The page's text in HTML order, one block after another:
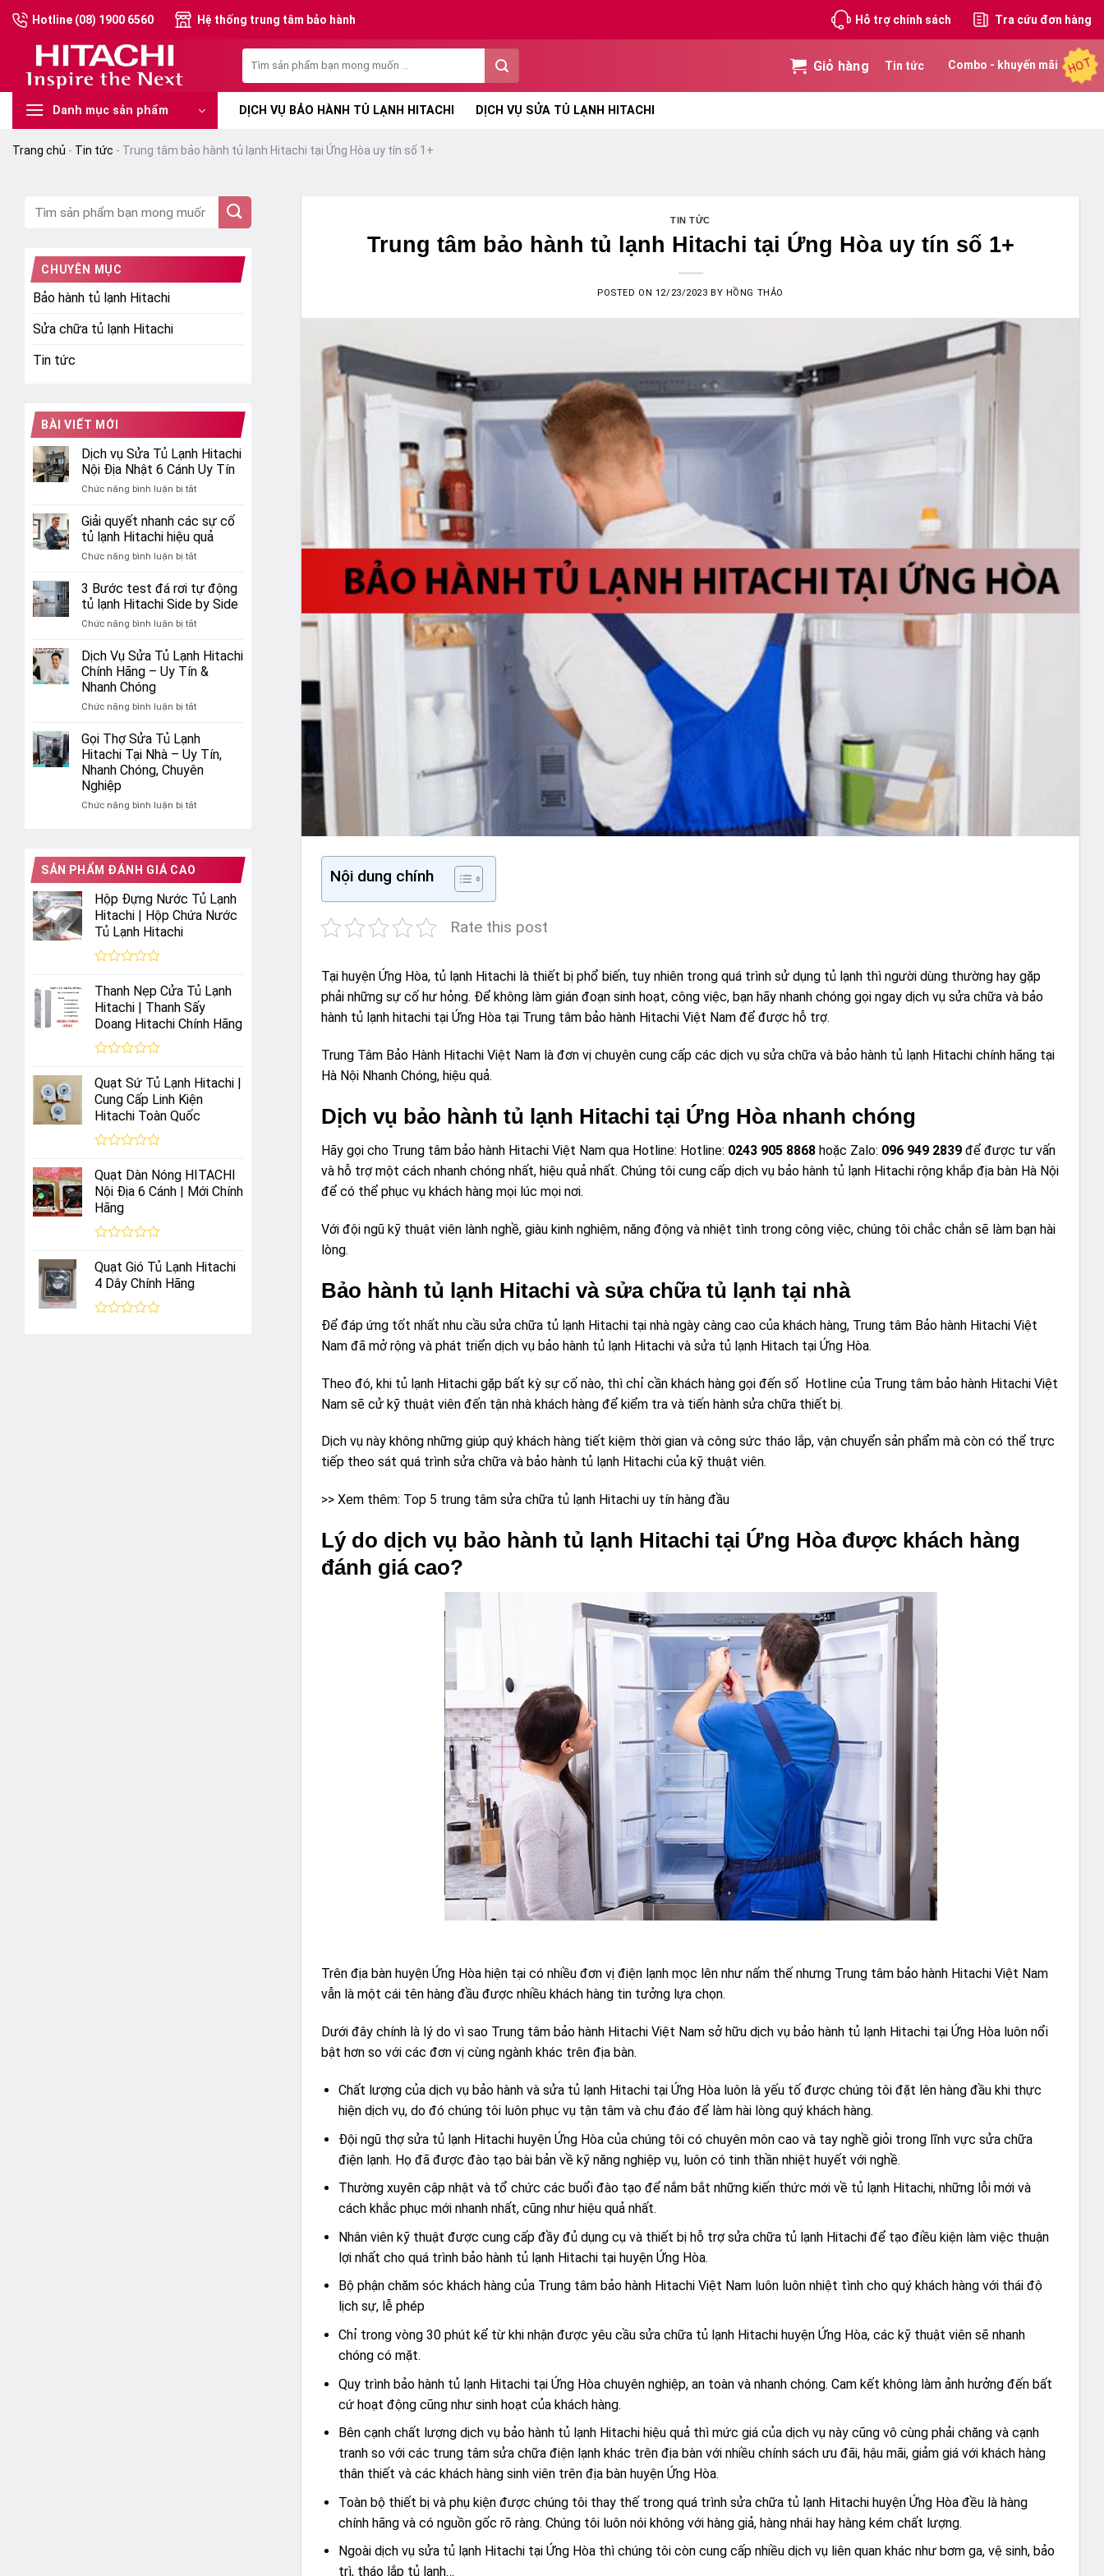
Chuyển
đến
dung
Hotline (08) 1900 6560 Hệ thống trung tâm bảo hành Hỗ trợ chính sách Tra cứu đơn hàng
kiếm:
Giỏ hàng Tin tức Combo - khuyến mãi HOT
Danh mục sản phẩm DỊCH VỤ BẢO HÀNH TỦ LẠNH HITACHI DỊCH VỤ SỬA TỦ LẠNH HITACHI
Trang chủ - Tin tức - Trung tâm bảo hành tủ lạnh Hitachi tại Ứng Hòa uy tín số 1+
CHUYÊN MỤC
Bảo hành tủ lạnh Hitachi
Sửa chữa tủ lạnh Hitachi
Tin tức
BÀI VIẾT MỚI
Dịch vụ Sửa Tủ Lạnh Hitachi
Nội Địa Nhật 6 Cánh Uy Tín
Chức năng bình luận bị tắtở
vụ
Sửa
Tủ
Lạnh
Nội
Địa
Nhật
6
Uy
Tín
Giải quyết nhanh các sự cố
tủ lạnh Hitachi hiệu quả
Chức năng bình luận bị tắtở
quyết
nhanh
các
sự
tủ
lạnh
quả
3 Bước test đá rơi tự động
tủ lạnh Hitachi Side by Side
Chức năng bình luận bị tắtở
Bước
test
đá
tự
tủ
lạnh
Hitachi
Side
Side
Dịch Vụ Sửa Tủ Lạnh Hitachi
Chính Hãng – Uy Tín &
Nhanh Chóng
Chức năng bình luận bị tắtở
Vụ
Sửa
Tủ
Lạnh
Chính
Tín
Chóng
Gọi Thợ Sửa Tủ Lạnh
Hitachi Tại Nhà – Uy Tín,
Nhanh Chóng, Chuyên
Nghiệp
Chức năng bình luận bị tắtở
Tủ
Tại
Nhà
Chóng,
Chuyên
Nghiệp
SẢN PHẨM ĐÁNH GIÁ CAO
Hộp Đựng Nước Tủ Lạnh
Hitachi | Hộp Chứa Nước
Tủ Lạnh Hitachi
xếp
hạng
0
5
sao
Thanh Nẹp Cửa Tủ Lạnh
Hitachi | Thanh Sấy
Doang Hitachi Chính Hãng
xếp
hạng
0
5
sao
Quạt Sứ Tủ Lạnh Hitachi |
Cung Cấp Linh Kiện
Hitachi Toàn Quốc
xếp
hạng
0
5
sao
Quạt Dàn Nóng HITACHI
Nội Địa 6 Cánh | Mới Chính
Hãng
xếp
hạng
0
5
sao
Quạt Gió Tủ Lạnh Hitachi
4 Dây Chính Hãng
TIN TỨC
Trung tâm bảo hành tủ lạnh Hitachi tại Ứng Hòa uy tín số 1+
POSTED ON 12/23/2023 BY HỒNG THẢO
Nội dung chính
Rate this post
Tại huyện Ứng Hòa, tủ lạnh Hitachi là thiết bị phổ biến, tuy nhiên trong quá trình sử dụng tủ lạnh thì người dùng thường hay gặp
phải những sự cố hư hỏng. Để không làm gián đoạn sinh hoạt, công việc, bạn hãy nhanh chóng gọi ngay dịch vụ sửa chữa và bảo
hành tủ lạnh hitachi tại Ứng Hòa tại Trung tâm bảo hành Hitachi Việt Nam để được hỗ trợ.
Trung Tâm Bảo Hành Hitachi Việt Nam là đơn vị chuyên cung cấp các dịch vụ sửa chữa và bảo hành tủ lạnh Hitachi chính hãng tại
Hà Nội Nhanh Chóng, hiệu quả.
Dịch vụ bảo hành tủ lạnh Hitachi tại Ứng Hòa nhanh chóng
Hãy gọi cho Trung tâm bảo hành Hitachi Việt Nam qua Hotline: Hotline: 0243 905 8868 hoặc Zalo: 096 949 2839 để được tư vấn
và hỗ trợ một cách nhanh chóng nhất, hiệu quả nhất. Chúng tôi cung cấp dịch vụ bảo hành tủ lạnh Hitachi rộng khắp địa bàn Hà Nội
để có thể phục vụ khách hàng mọi lúc mọi nơi.
Với đội ngũ kỹ thuật viên lành nghề, giàu kinh nghiệm, năng động và nhiệt tình trong công việc, chúng tôi chắc chắn sẽ làm bạn hài
lòng.
Bảo hành tủ lạnh Hitachi và sửa chữa tủ lạnh tại nhà
Để đáp ứng tốt nhất nhu cầu sửa chữa tủ lạnh Hitachi tại nhà ngày càng cao của khách hàng, Trung tâm Bảo hành Hitachi Việt
Nam đã mở rộng và phát triển dịch vụ bảo hành tủ lạnh Hitachi và sửa tủ lạnh Hitach tại Ứng Hòa.
Theo đó, khi tủ lạnh Hitachi gặp bất kỳ sự cố nào, thì chỉ cần khách hàng gọi đến số Hotline của Trung tâm bảo hành Hitachi Việt
Nam sẽ cử kỹ thuật viên đến tận nhà khách hàng để kiểm tra và tiến hành sửa chữa thiết bị.
Dịch vụ này không những giúp quý khách hàng tiết kiệm thời gian và công sức tháo lắp, vận chuyển sản phẩm mà còn có thể trực
tiếp theo sát quá trình sửa chữa và bảo hành tủ lạnh Hitachi của kỹ thuật viên.
>> Xem thêm: Top 5 trung tâm sửa chữa tủ lạnh Hitachi uy tín hàng đầu
Lý do dịch vụ bảo hành tủ lạnh Hitachi tại Ứng Hòa được khách hàng
đánh giá cao?
Trên địa bàn huyện Ứng Hòa hiện tại có nhiều đơn vị điện lạnh mọc lên như nấm thế nhưng Trung tâm bảo hành Hitachi Việt Nam
vẫn là một cái tên hàng đầu được nhiều khách hàng tin tưởng lựa chọn.
Dưới đây chính là lý do vì sao Trung tâm bảo hành Hitachi Việt Nam sở hữu dịch vụ bảo hành tủ lạnh Hitachi tại Ứng Hòa luôn nổi
bật hơn so với các đơn vị cùng ngành khác trên địa bàn.
Chất lượng của dịch vụ bảo hành và sửa tủ lạnh Hitachi tại Ứng Hòa luôn là yếu tố được chúng tôi đặt lên hàng đầu khi thực
hiện dịch vụ, do đó chúng tôi luôn phục vụ tận tâm và chu đáo để làm hài lòng quý khách hàng.
Đội ngũ thợ sửa tủ lạnh Hitachi huyện Ứng Hòa của chúng tôi có chuyên môn cao và tay nghề giỏi trong lĩnh vực sửa chữa
điện lạnh. Họ đã được đào tạo bài bản về kỹ năng nghiệp vụ, luôn có tinh thần nhiệt huyết với nghề.
Thường xuyên cập nhật và tổ chức các buổi đào tạo để nắm bắt những kiến thức mới về tủ lạnh Hitachi, những lỗi mới và
cách khắc phục mới nhanh nhất, cũng như hiệu quả nhất.
Nhân viên kỹ thuật được cung cấp đầy đủ dụng cụ và thiết bị hỗ trợ sửa chữa tủ lạnh Hitachi để tạo điều kiện làm việc thuận
lợi nhất cho quá trình bảo hành tủ lạnh Hitachi tại huyện Ứng Hòa.
Bộ phận chăm sóc khách hàng của Trung tâm bảo hành Hitachi Việt Nam luôn luôn nhiệt tình cho quý khách hàng với thái độ
lịch sự, lễ phép
Chỉ trong vòng 30 phút kể từ khi nhận được yêu cầu sửa chữa tủ lạnh Hitachi huyện Ứng Hòa, các kỹ thuật viên sẽ nhanh
chóng có mặt.
Quy trình bảo hành tủ lạnh Hitachi tại Ứng Hòa chuyên nghiệp, an toàn và nhanh chóng. Cam kết không làm ảnh hưởng đến bất
cứ hoạt động cũng như sinh hoạt của khách hàng.
Bên cạnh chất lượng dịch vụ bảo hành tủ lạnh Hitachi hiệu quả thì mức giá của dịch vụ này cũng vô cùng phải chăng và cạnh
tranh so với các trung tâm sửa chữa điện lạnh khác trên địa bàn với nhiều chính sách ưu đãi, hậu mãi, giảm giá với khách hàng
thân thiết và các khách hàng sinh viên trên địa bàn huyện Ứng Hòa.
Toàn bộ thiết bị và phụ kiện được chúng tôi thay thế trong quá trình sửa chữa tủ lạnh Hitachi huyện Ứng Hòa đều là hàng
chính hãng và có nguồn gốc rõ ràng. Chúng tôi luôn nói không với hàng giả, hàng nhái hay hàng kém chất lượng.
Ngoài dịch vụ sửa tủ lạnh Hitachi tại Ứng Hòa thì chúng tôi còn cung cấp nhiều dịch vụ liên quan khác như bơm ga, vệ sinh, bảo
trì, tháo lắp tủ lạnh…